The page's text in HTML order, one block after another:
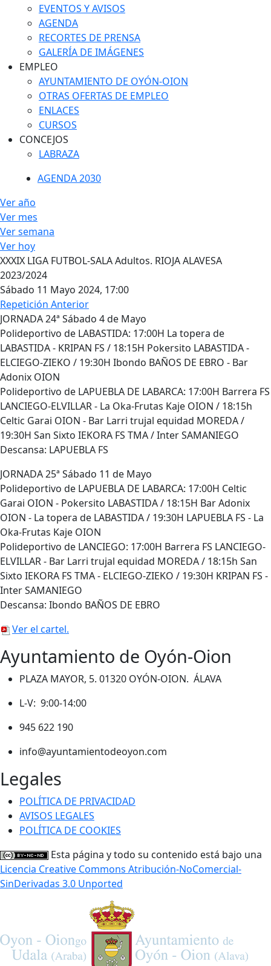
EVENTOS Y AVISOS
AGENDA
RECORTES DE PRENSA
GALERÍA DE IMÁGENES
EMPLEO
AYUNTAMIENTO DE OYÓN-OION
OTRAS OFERTAS DE EMPLEO
ENLACES
CURSOS
CONCEJOS
LABRAZA
AGENDA 2030
Ver año
Ver mes
Ver semana
Ver hoy
XXXIX LIGA FUTBOL-SALA Adultos. RIOJA ALAVESA
2023/2024
Sábado 11 Mayo 2024, 17:00
Repetición Anterior
JORNADA 24ª Sábado 4 de Mayo
Polideportivo de LABASTIDA: 17:00H La topera de
LABASTIDA - KRIPAN FS / 18:15H Pokersito LABASTIDA -
ELCIEGO-ZIEKO / 19:30H Ibondo BAÑOS DE EBRO - Bar
Adonix OION
Polideportivo de LAPUEBLA DE LABARCA: 17:00H Barrera FS
LANCIEGO-ELVILLAR - La Oka-Frutas Kaje OION / 18:15h
Celtic Garai OION - Bar Larri trujal equidad MOREDA /
19:30H San Sixto IEKORA FS TMA / Inter SAMANIEGO
Descansa: LAPUEBLA FS
JORNADA 25ª Sábado 11 de Mayo
Polideportivo de LAPUEBLA DE LABARCA: 17:00H Celtic
Garai OION - Pokersito LABASTIDA / 18:15H Bar Adonix
OION - La topera de LABASTIDA / 19:30H LAPUEBLA FS - La
Oka-Frutas Kaje OION
Polideportivo de LANCIEGO: 17:00H Barrera FS LANCIEGO-
ELVILLAR - Bar Larri trujal equidad MOREDA / 18:15h San
Sixto IEKORA FS TMA - ELCIEGO-ZIEKO / 19:30H KRIPAN FS -
Inter SAMANIEGO
Descansa: Ibondo BAÑOS DE EBRO
Ver el cartel.
Ayuntamiento de Oyón-Oion
PLAZA MAYOR, 5. 01320 OYÓN-OION. ÁLAVA
L-V: 9:00-14:00
945 622 190
info@ayuntamientodeoyon.com
Legales
POLÍTICA DE PRIVACIDAD
AVISOS LEGALES
POLÍTICA DE COOKIES
Esta página y todo su contenido está bajo una
Licencia Creative Commons Atribución-NoComercial-
SinDerivadas 3.0 Unported